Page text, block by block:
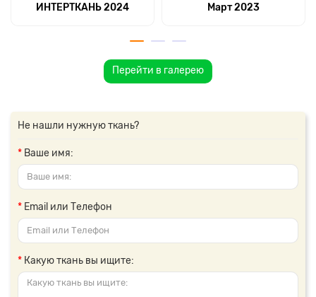
ИНТЕРТКАНЬ 2024 Март 2023
Перейти в галерею
Не нашли нужную ткань?
Ваше имя:
Email или Телефон
Какую ткань вы ищите: